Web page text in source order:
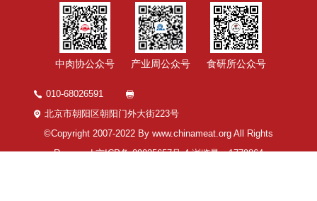
中肉协公众号 产业周公众号 食研所公众号
010-68026591
北京市朝阳区朝阳门外大街223号
©Copyright 2007-2022 By www.chinameat.org All Rights
Reserved京ICP备 09035657号-4浏览量：1779864